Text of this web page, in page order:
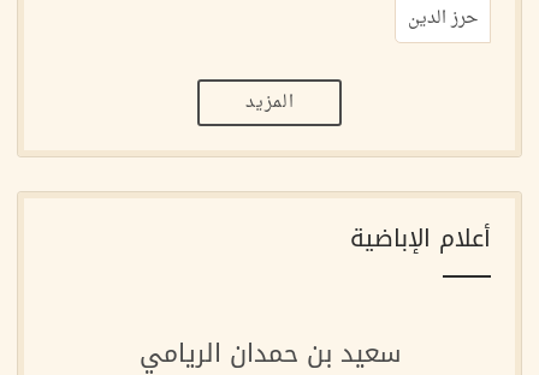
حرز الدين
المزيد
أعلام الإباضية
سعيد بن حمدان الريامي